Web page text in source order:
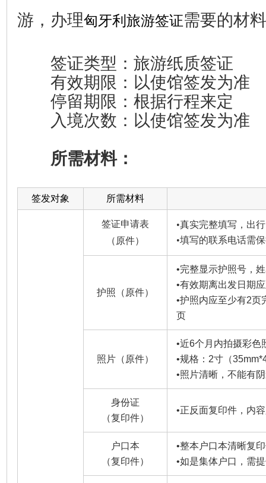
游，办理匈牙利旅游签证需要的材
签证类型：旅游纸质签证
有效期限：以使馆签发为准
停留期限：根据行程来定
入境次数：以使馆签发为准
所需材料：
签发对象 所需材料
签证申请表
（原件）
•真实完整填写，出
•填写的联系电话需
护照（原件）
•完整显示护照号，
•有效期离出发日期
•护照内应至少有2页
页
照片（原件）
•近6个月内拍摄彩色
•规格：2寸（
•照片清晰，不能有
身份证
（复印件）
•正反面复印件，内
户口本
（复印件）
•整本户口本清晰复
•如是集体户口，需